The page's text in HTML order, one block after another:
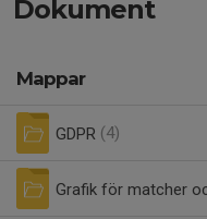
Dokument
Mappar
GDPR (4)
Grafik för matcher